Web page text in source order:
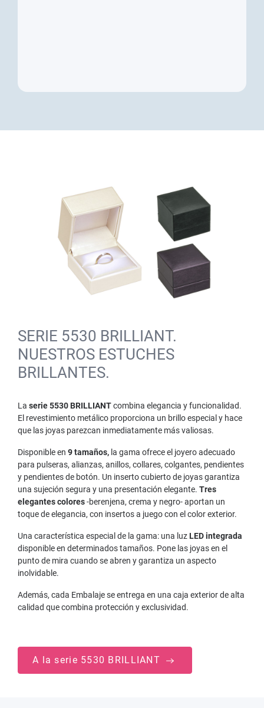
SERIE 5530 BRILLIANT.
NUESTROS ESTUCHES
BRILLANTES.
La serie 5530 BRILLIANTcombina elegancia y funcionalidad.
El revestimiento metálico proporciona un brillo especial y hace
que las joyas parezcan inmediatamente más valiosas.
Disponible en 9 tamaños, la gama ofrece el joyero adecuado
para pulseras, alianzas, anillos, collares, colgantes, pendientes
y pendientes de botón. Un inserto cubierto de joyas garantiza
una sujeción segura y una presentación elegante. Tres
elegantes colores-berenjena, crema y negro- aportan un
toque de elegancia, con insertos a juego con el color exterior.
Una característica especial de la gama: una luz LED integrada
disponible en determinados tamaños. Pone las joyas en el
punto de mira cuando se abren y garantiza un aspecto
inolvidable.
Además, cada Embalaje se entrega en una caja exterior de alta
calidad que combina protección y exclusividad.
A la serie 5530 BRILLIANT